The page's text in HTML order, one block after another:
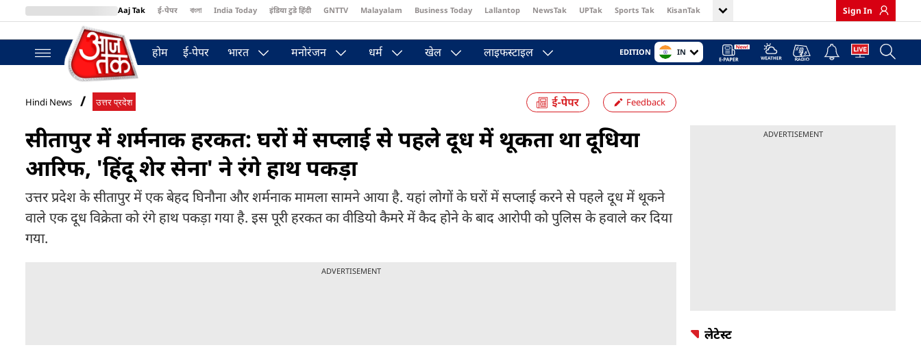
Aaj Tak ई-पेपर বাংলা India Today इंडिया टुडे हिंदी GNTTV Malayalam Business Today Lallantop NewsTak UPTak Sports Tak KisanTak
BT Bazaar
Sign In
होम ई-पेपर भारत मनोरंजन धर्म खेल लाइफस्टाइल EDITION IN
Hindi News उत्तर प्रदेश Feedback
सीतापुर में शर्मनाक हरकत: घरों में सप्लाई से पहले दूध में थूकता था दूधिया
आरिफ, 'हिंदू शेर सेना' ने रंगे हाथ पकड़ा
उत्तर प्रदेश के सीतापुर में एक बेहद घिनौना और शर्मनाक मामला सामने आया है. यहां लोगों के घरों में सप्लाई करने से पहले दूध में थूकने
वाले एक दूध विक्रेता को रंगे हाथ पकड़ा गया है. इस पूरी हरकत का वीडियो कैमरे में कैद होने के बाद आरोपी को पुलिस के हवाले कर दिया
गया.
ADVERTISEMENT
ADVERTISEMENT
लेटेस्ट